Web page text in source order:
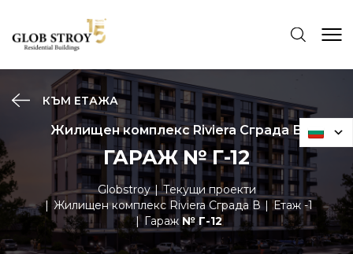
КЪМ ЕТАЖА
Жилищен комплекс Riviera Сграда В
ГАРАЖ № Г-12
Globstroy
Текущи проекти
Жилищен комплекс Riviera Сграда В
Етаж -1
Гараж№ Г-12